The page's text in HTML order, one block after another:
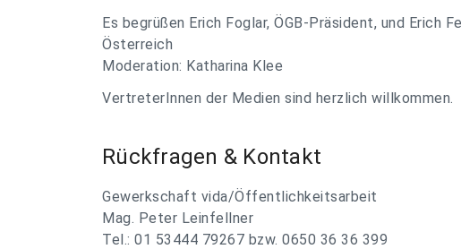
Es begrüßen Erich Foglar, ÖGB-Präsident, und Erich
Österreich
Moderation: Katharina Klee
VertreterInnen der Medien sind herzlich willkommen.
Rückfragen & Kontakt
Gewerkschaft vida/Öffentlichkeitsarbeit
Mag. Peter Leinfellner
Tel.: 01 53444 79267 bzw. 0650 36 36 399